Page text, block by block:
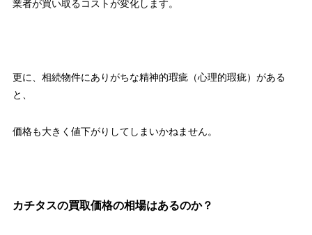
業者が買い取るコストが変化します。
更に、相続物件にありがちな精神的瑕疵（心理的瑕疵）がある
と、
価格も大きく値下がりしてしまいかねません。
カチタスの買取価格の相場はあるのか？